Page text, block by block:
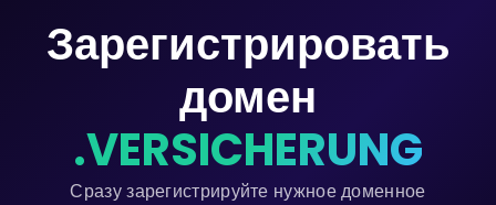
Зарегистрировать
домен
.VERSICHERUNG
Сразу зарегистрируйте нужное доменное